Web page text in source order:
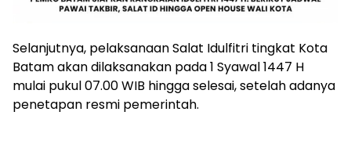
Selanjutnya, pelaksanaan Salat Idulfitri tingkat Kota
Batam akan dilaksanakan pada 1 Syawal 1447 H
mulai pukul 07.00 WIB hingga selesai, setelah adanya
penetapan resmi pemerintah.